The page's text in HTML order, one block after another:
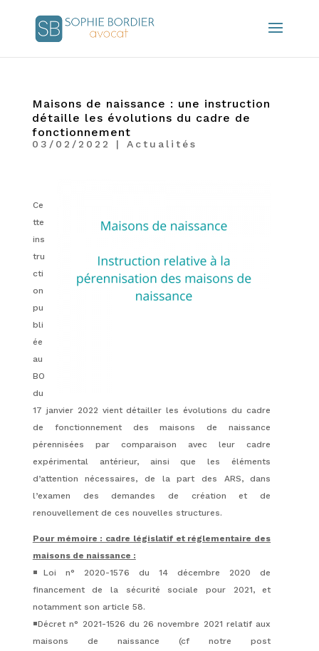
Maisons de naissance : une instruction
détaille les évolutions du cadre de
fonctionnement
03/02/2022 | Actualités
Ce
tte
ins
tru
cti
on
pu
bli
ée
au
BO
du
17 janvier 2022 vient détailler les évolutions du cadre
de fonctionnement des maisons de naissance
pérennisées par comparaison avec leur cadre
expérimental antérieur, ainsi que les éléments
d’attention nécessaires, de la part des ARS, dans
l’examen des demandes de création et de
renouvellement de ces nouvelles structures.
Pour mémoire : cadre législatif et réglementaire des
maisons de naissance :
◾️Loi n° 2020-1576 du 14 décembre 2020 de
financement de la sécurité sociale pour 2021, et
notamment son article 58.
◾️Décret n° 2021-1526 du 26 novembre 2021 relatif aux
maisons de naissance (cf notre post